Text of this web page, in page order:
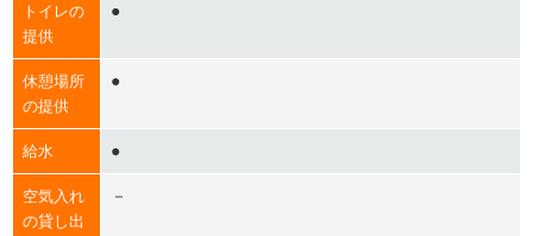
トイレの
提供
●
休憩場所
の提供
●
給水 ●
空気入れ
の貸し出
－